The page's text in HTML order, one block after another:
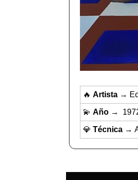
🔥 Artista →
💫 Año →
💎 Técnica →